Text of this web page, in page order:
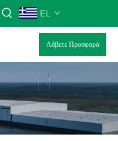
EL
Λάβετε Προσφορά